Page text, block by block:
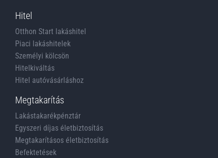
Hitel
Otthon Start lakáshitel
Piaci lakáshitelek
Személyi kölcsön
Hitelkiváltás
Hitel autóvásárláshoz
Megtakarítás
Lakástakarékpénztár
Egyszeri díjas életbiztosítás
Megtakarításos életbiztosítás
Befektetések